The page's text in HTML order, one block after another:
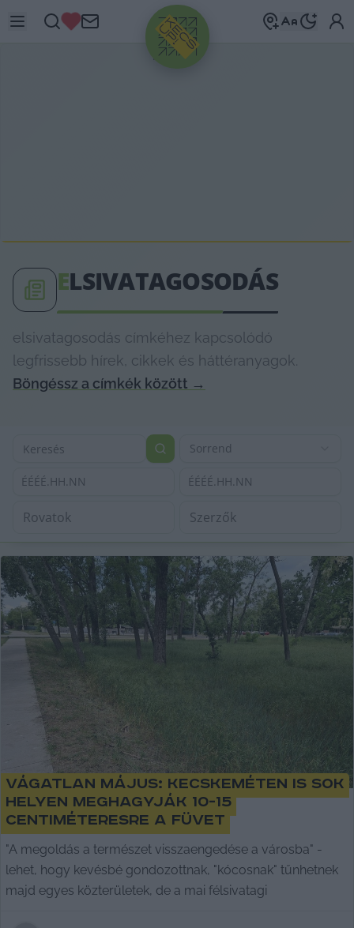
HIRDETÉS
ELSIVATAGOSODÁS
elsivatagosodás címkéhez kapcsolódó
legfrissebb hírek, cikkek és háttéranyagok.
Böngéssz a címkék között →
Sorrend
ÉÉÉÉ.HH.NN ÉÉÉÉ.HH.NN
Vágatlan május: Kecskeméten is sok
helyen meghagyják 10-15
centiméteresre a füvet
"A megoldás a természet visszaengedése a városba" -
lehet, hogy kevésbé gondozottnak, "kócosnak" tűnhetnek
majd egyes közterületek, de a mai félsivatagi